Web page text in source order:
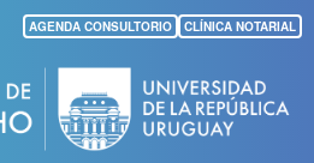
Pasar
al
contenido
principal
AGENDA CONSULTORIO CLÍNICA NOTARIAL